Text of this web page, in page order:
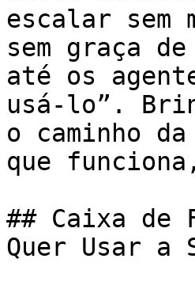
escalar sem
sem graça
até os
usá-lo”.
o caminho
que
## Caixa de
Quer Usar a